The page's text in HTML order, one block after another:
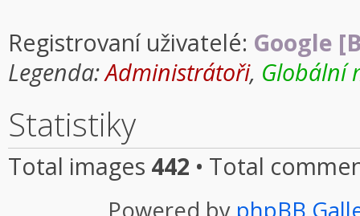
Registrovaní uživatelé: Google
Legenda:Administrátoři, Globální
Statistiky
Total images 442 • Total
Powered by phpBB